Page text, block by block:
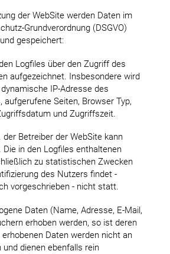
der WebSite werden Daten im
Grundverordnung (DSGVO)
gespeichert:
Logfiles über den Zugriff des
aufgezeichnet. Insbesondere wird
IP-Adresse des
Seiten, Browser Typ,
und Zugriffszeit.
der Betreiber der WebSite kann
in den Logfiles enthaltenen
zu statistischen Zwecken
des Nutzers findet -
vorgeschrieben - nicht statt.
Daten (Name, Adresse, E-Mail,
erhoben werden, so ist deren
Daten werden nicht an
dienen ebenfalls rein